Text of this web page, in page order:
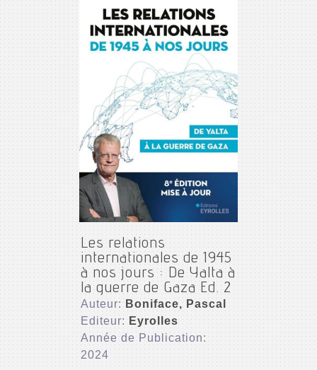
Les relations
internationales de 1945
à nos jours : De Yalta à
la guerre de Gaza Ed. 2
Auteur: Boniface, Pascal
Editeur: Eyrolles
Année de Publication:
2024